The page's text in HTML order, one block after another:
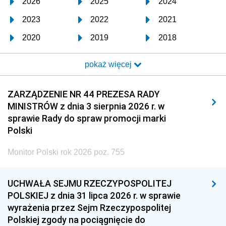
2023 2022 2021
2020 2019 2018
2017 2016 2015
2014 2013 2012
2011 2010 2009
2008 2007 2006
2005
1996 1995 1994
1993 1992 1991
1990 1989
pokaż więcej
ZARZĄDZENIE NR 44 PREZESA RADY
MINISTRÓW z dnia 3 sierpnia 2026 r. w
sprawie Rady do spraw promocji marki
Polski
Monitor Polski rok 2026 poz. 755
UCHWAŁA SEJMU RZECZYPOSPOLITEJ
POLSKIEJ z dnia 31 lipca 2026 r. w sprawie
wyrażenia przez Sejm Rzeczypospolitej
Polskiej zgody na pociągnięcie do